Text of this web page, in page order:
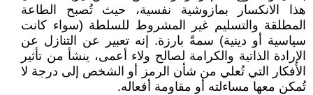
هذا الانكسار بمازوشية نفسية، حيث تُصبح الطاعة
المطلقة والتسليم غير المشروط للسلطة (سواء كانت
سياسية أو دينية) سمةً بارزة. إنه تعبير عن التنازل عن
الإرادة الذاتية والكرامة لصالح ولاء أعمى، ينشأ من تأثير
الأفكار التي تُعلي من شأن الرمز أو الشخص إلى درجة لا
تُمكن معها مساءلته أو مقاومة أفعاله.